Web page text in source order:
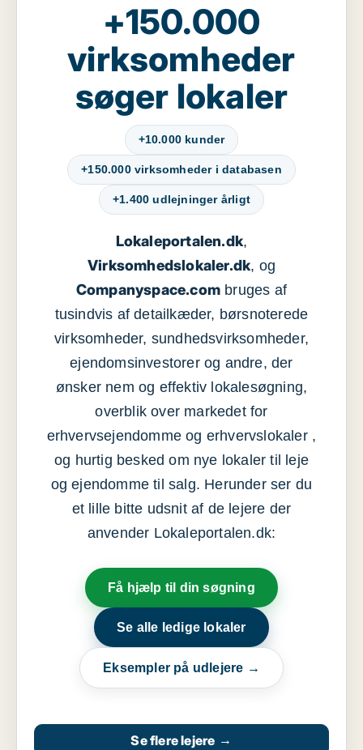
+150.000
virksomheder
søger lokaler
+10.000 kunder
+150.000 virksomheder i databasen
+1.400 udlejninger årligt
Lokaleportalen.dk,
Virksomhedslokaler.dk, og
Companyspace.com bruges af
tusindvis af detailkæder, børsnoterede
virksomheder, sundhedsvirksomheder,
ejendomsinvestorer og andre, der
ønsker nem og effektiv lokalesøgning,
overblik over markedet for
erhvervsejendomme og erhvervslokaler ,
og hurtig besked om nye lokaler til leje
og ejendomme til salg. Herunder ser du
et lille bitte udsnit af de lejere der
anvender Lokaleportalen.dk:
Få hjælp til din søgning
Se alle ledige lokaler
Eksempler på udlejere →
Se flere lejere →